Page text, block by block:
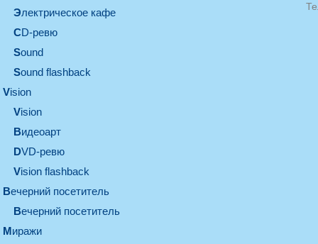
электрическое кафе
CD-ревю
sound
Sound flashback
vision
vision
видеоарт
DVD-ревю
Vision flashback
вечерний посетитель
вечерний посетитель
миражи